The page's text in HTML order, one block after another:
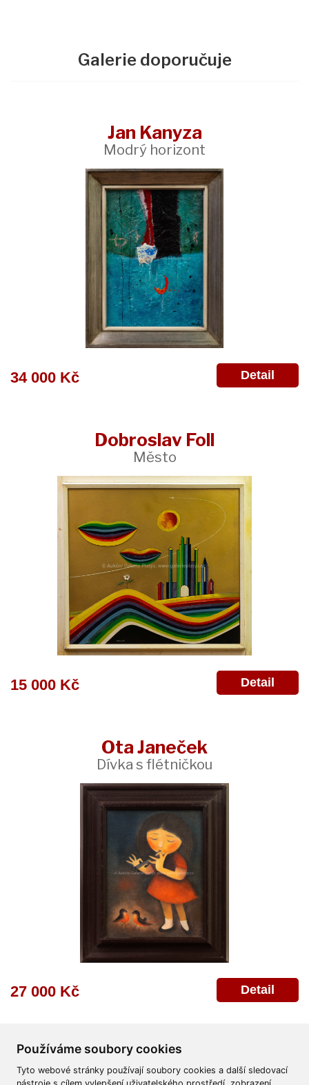
Používáme soubory cookies
Tyto webové stránky používají soubory cookies a další sledovací
Galerie doporučuje
Jan Kanyza
Modrý horizont
34 000 Kč Detail
Dobroslav Foll
Město
15 000 Kč Detail
Ota Janeček
Dívka s flétničkou
27 000 Kč Detail